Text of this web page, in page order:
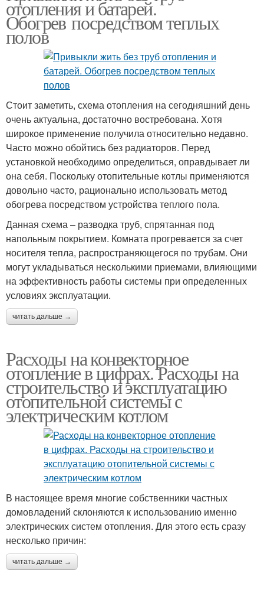
отопления и батарей.
Обогрев посредством теплых
полов
Стоит заметить, схема отопления на сегодняшний день
очень актуальна, достаточно востребована. Хотя
широкое применение получила относительно недавно.
Часто можно обойтись без радиаторов. Перед
установкой необходимо определиться, оправдывает ли
она себя. Поскольку отопительные котлы применяются
довольно часто, рационально использовать метод
обогрева посредством устройства теплого пола.
Данная схема – разводка труб, спрятанная под
напольным покрытием. Комната прогревается за счет
носителя тепла, распространяющегося по трубам. Они
могут укладываться несколькими приемами, влияющими
на эффективность работы системы при определенных
условиях эксплуатации.
читать дальше →
Расходы на конвекторное
отопление в цифрах. Расходы на
строительство и эксплуатацию
отопительной системы с
электрическим котлом
В настоящее время многие собственники частных
домовладений склоняются к использованию именно
электрических систем отопления. Для этого есть сразу
несколько причин:
читать дальше →